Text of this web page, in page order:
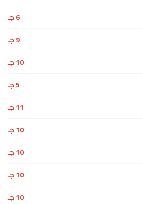
6 جـ
9 جـ
10 جـ
5 جـ
11 جـ
10 جـ
10 جـ
10 جـ
10 جـ